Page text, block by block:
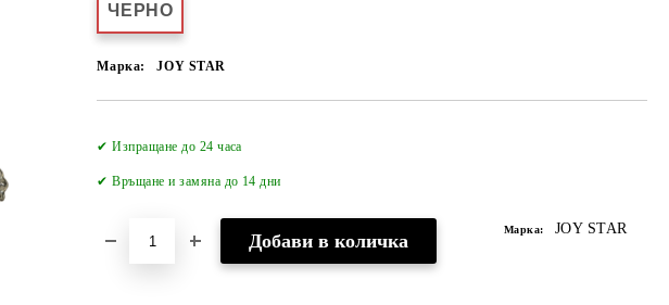
ЧЕРНО
Марка: JOY STAR
✔ Изпращане до 24 часа
✔ Връщане и замяна до 14 дни
Марка: JOY STAR